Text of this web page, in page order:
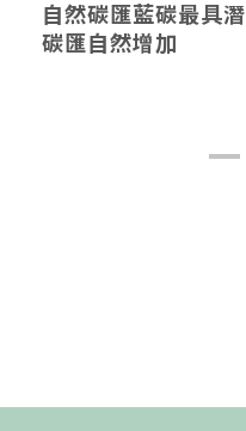
FSC驗證為森林加
能具現化在南庄